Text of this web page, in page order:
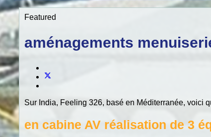
Featured
aménagements
Sur India, Feeling 326, basé en Méditerranée, voici
en cabine AV réalisation de 3